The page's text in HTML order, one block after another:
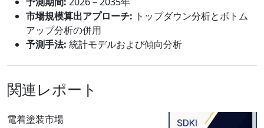
市場規模算出アプローチ: トップダウン分析とボトム
アップ分析の併用
予測手法: 統計モデルおよび傾向分析
関連レポート
電着塗装市場